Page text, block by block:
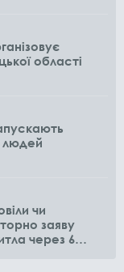
області
людей
чи
заяву
через 6